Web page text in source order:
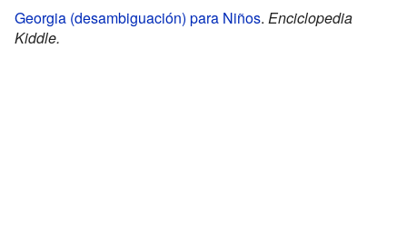
Georgia (desambiguación) para Niños. Enciclopedia
Kiddle.